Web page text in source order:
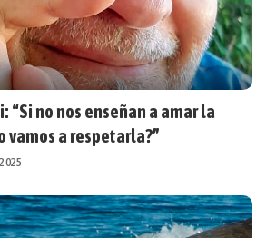
“Si no nos enseñan a amar la
vamos a respetarla?”